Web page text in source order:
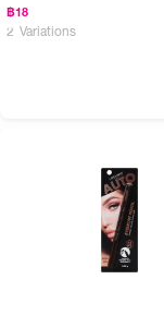
฿18
2 Variations